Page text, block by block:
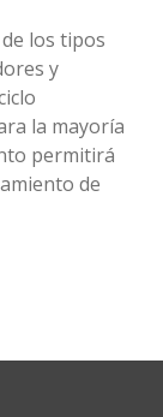
los tipos
y
la mayoría
permitirá
de